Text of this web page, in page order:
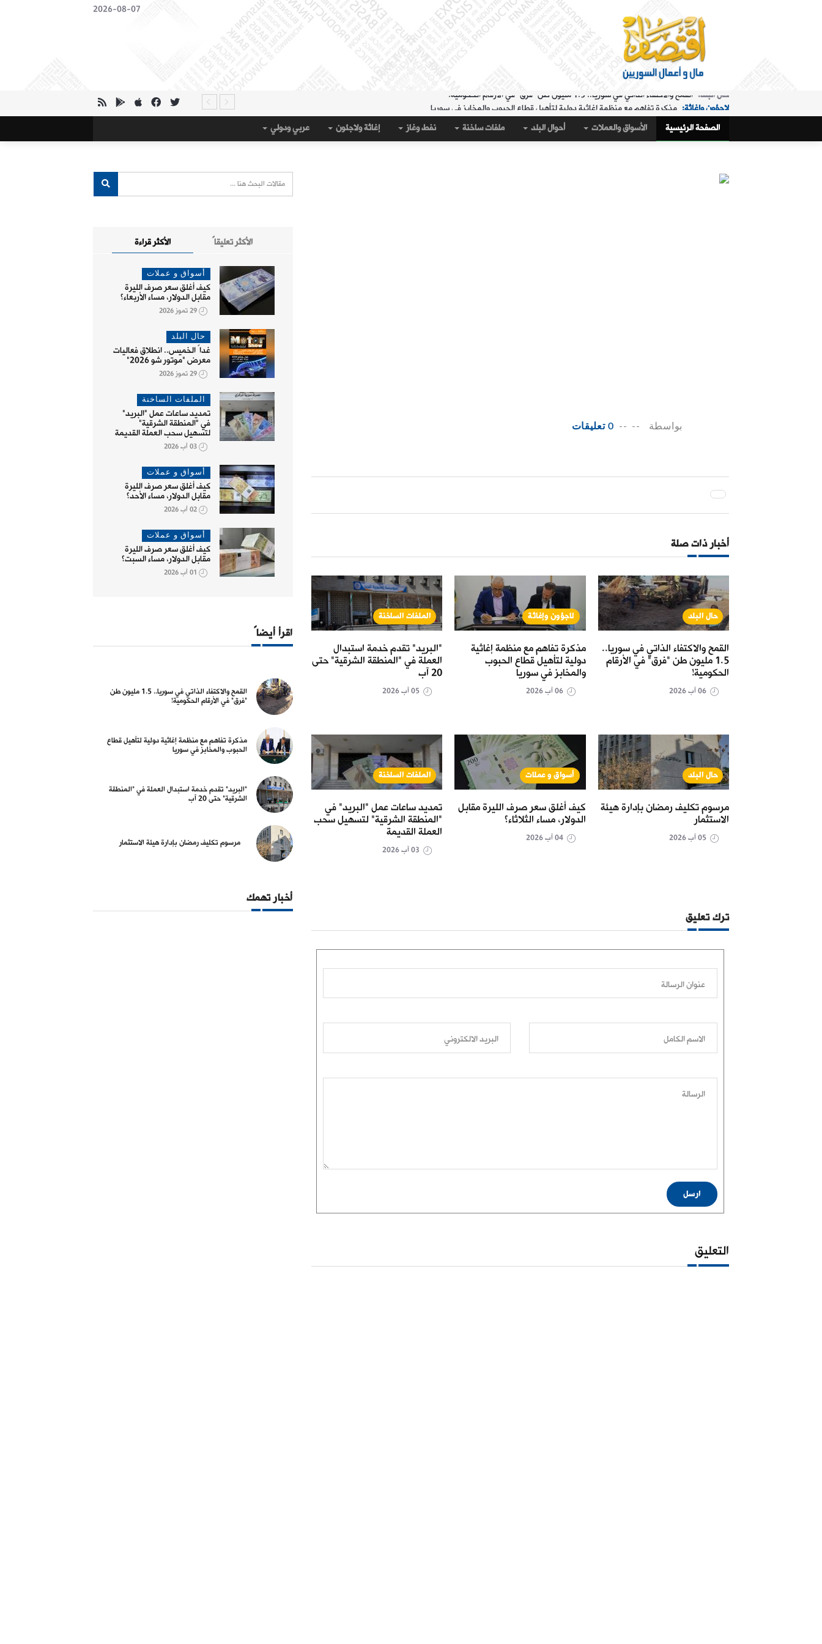
2026-08-07
لاجؤون وإغاثة: مذكرة تفاهم مع منظمة إغاثية دولية لتأهيل قطاع الحبوب والمخابز في سوريا
الملفات الساخنة: "البريد" تقدم خدمة استبدال العملة في "المنطقة الشرقية" حتى 20 آب
حال البلد: مرسوم تكليف رمضان بإدارة هيئة الاستثمار
أسواق و عملات: كيف أغلق سعر صرف الليرة مقابل الدولار، مساء الثلاثاء؟
عربي ودولي:
الصفحة الرئيسية الأسواق والعملات أحوال البلد ملفات ساخنة نفط وغاز إغاثة ولاجئون عربي ودولي
بواسطة --
-- 0 تعليقات
أخبار ذات صلة
حال البلد
القمح والاكتفاء الذاتي في سوريا..
1.5 مليون طن "فرق" في الأرقام
الحكومية!
لاجؤون وإغاثة
مذكرة تفاهم مع منظمة إغاثية
دولية لتأهيل قطاع الحبوب
والمخابز في سوريا
06 آب 2026
الملفات الساخنة
"البريد" تقدم خدمة استبدال
العملة في "المنطقة الشرقية" حتى
20 آب
حال البلد
مرسوم تكليف رمضان بإدارة هيئة
الاستثمار
أسواق و عملات
كيف أغلق سعر صرف الليرة مقابل
الدولار، مساء الثلاثاء؟
04 آب 2026
الملفات الساخنة
تمديد ساعات عمل "البريد" في
"المنطقة الشرقية" لتسهيل سحب
العملة القديمة
القمح والاكتفاء الذاتي في سوريا..
06 آب 2026
مذكرة تفاهم مع منظمة إغاثية
06 آب 2026
حال البلد
مرسوم تكليف رمضان بإدارة هيئة
05 آب 2026 04 آب 2026
ترك تعليق
عنوان الرسالة
الاسم الكامل البريد الالكتروني
الرسالة
ارسل
التعليق
الأكثر قراءة الأكثر تعليقاً
أسواق و عملات
كيف أغلق سعر صرف الليرة
مقابل الدولار، مساء الأربعاء؟
29 تموز 2026
حال البلد
غداً الخميس.. انطلاق فعاليات
معرض "موتور شو 2026"
29 تموز 2026
الملفات الساخنة
تمديد ساعات عمل "البريد"
في "المنطقة الشرقية"
لتسهيل سحب العملة القديمة
03 آب 2026
أسواق و عملات
كيف أغلق سعر صرف الليرة
مقابل الدولار، مساء الأحد؟
02 آب 2026
أسواق و عملات
كيف أغلق سعر صرف الليرة
مقابل الدولار، مساء السبت؟
01 آب 2026
اقرأ أيضاً
القمح والاكتفاء الذاتي في سوريا.. 1.5 مليون طن
"فرق" في الأرقام الحكومية!
مذكرة تفاهم مع منظمة إغاثية دولية لتأهيل قطاع
الحبوب والمخابز في سوريا
"البريد" تقدم خدمة استبدال العملة في "المنطقة
الشرقية" حتى 20 آب
مرسوم تكليف رمضان بإدارة هيئة الاستثمار
أخبار تهمك